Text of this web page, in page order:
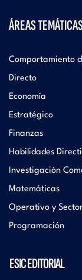
ÁREAS TEMÁTICAS
Comportamiento
Directo
Economía
Estratégico
Finanzas
Habilidades
Investigación
Matemáticas
Operativo y
Programación
ESIC EDITORIAL